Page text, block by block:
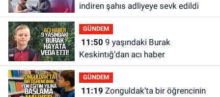
indiren şahıs adliyeye sevk edildi
GÜNDEM
11:50
Keskintığ’dan acı haber
GÜNDEM
11:19